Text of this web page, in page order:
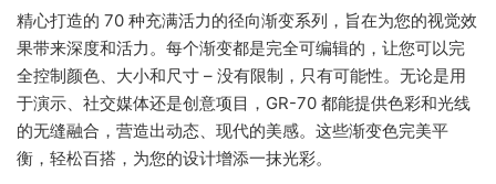
精心打造的 70 种充满活力的径向渐变系列，旨在为您的视觉效
果带来深度和活力。每个渐变都是完全可编辑的，让您可以完
全控制颜色、大小和尺寸 – 没有限制，只有可能性。无论是用
于演示、社交媒体还是创意项目，GR-70 都能提供色彩和光线
的无缝融合，营造出动态、现代的美感。这些渐变色完美平
衡，轻松百搭，为您的设计增添一抹光彩。